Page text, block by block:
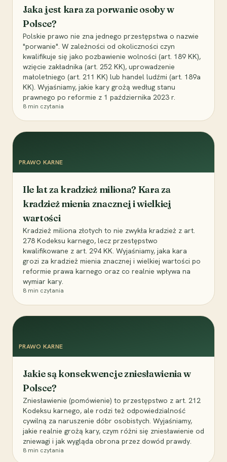
Jaka jest kara za porwanie osoby w
Polsce?
Polskie prawo nie zna jednego przestępstwa o nazwie
"porwanie". W zależności od okoliczności czyn
kwalifikuje się jako pozbawienie wolności (art. 189 KK),
wzięcie zakładnika (art. 252 KK), uprowadzenie
małoletniego (art. 211 KK) lub handel ludźmi (art. 189a
KK). Wyjaśniamy, jakie kary grożą według stanu
prawnego po reformie z 1 października 2023 r.
8 min czytania
PRAWO KARNE
Ile lat za kradzież miliona? Kara za
kradzież mienia znacznej i wielkiej
wartości
Kradzież miliona złotych to nie zwykła kradzież z art.
278 Kodeksu karnego, lecz przestępstwo
kwalifikowane z art. 294 KK. Wyjaśniamy, jaka kara
grozi za kradzież mienia znacznej i wielkiej wartości po
reformie prawa karnego oraz co realnie wpływa na
wymiar kary.
8 min czytania
PRAWO KARNE
Jakie są konsekwencje zniesławienia w
Polsce?
Zniesławienie (pomówienie) to przestępstwo z art. 212
Kodeksu karnego, ale rodzi też odpowiedzialność
cywilną za naruszenie dóbr osobistych. Wyjaśniamy,
jakie realnie grożą kary, czym różni się zniesławienie od
zniewagi i jak wygląda obrona przez dowód prawdy.
8 min czytania